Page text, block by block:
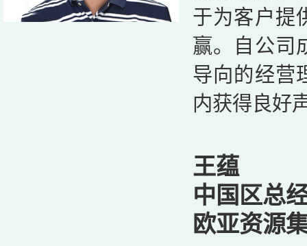
于为客户提
赢。自公司
导向的经营
内获得良好
王蕴
中国区总
欧亚资源